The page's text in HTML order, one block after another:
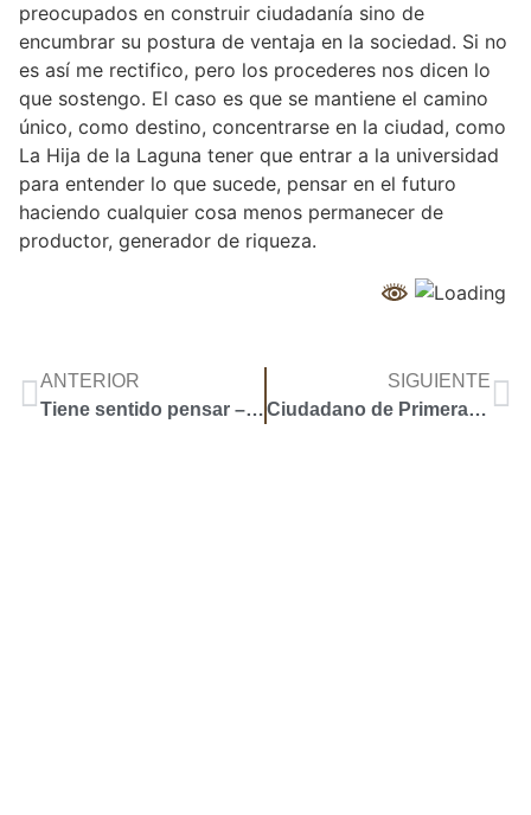
preocupados en construir ciudadanía sino de
encumbrar su postura de ventaja en la sociedad. Si no
es así me rectifico, pero los procederes nos dicen lo
que sostengo. El caso es que se mantiene el camino
único, como destino, concentrarse en la ciudad, como
La Hija de la Laguna tener que entrar a la universidad
para entender lo que sucede, pensar en el futuro
haciendo cualquier cosa menos permanecer de
productor, generador de riqueza.
ANTERIOR
Tiene sentido pensar – político de carne y hueso
SIGUIENTE
Ciudadano de Primera Clase